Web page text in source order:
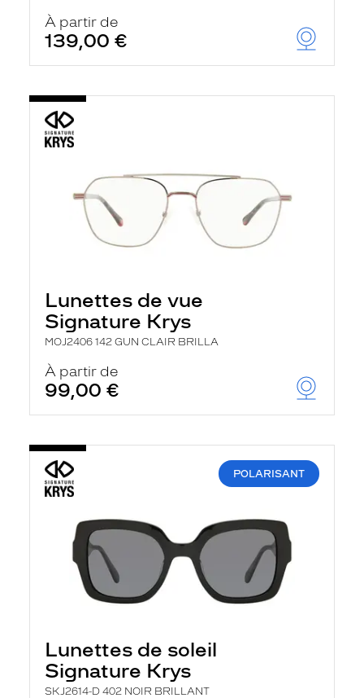
À partir de
139,00 €
Lunettes de vue
Signature Krys
MOJ2406 142 GUN CLAIR BRILLA
À partir de
99,00 €
POLARISANT
Lunettes de soleil
Signature Krys
SKJ2614-D 402 NOIR BRILLANT